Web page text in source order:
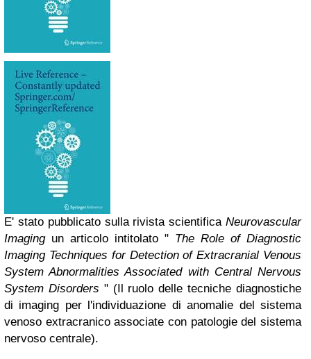
E' stato pubblicato sulla rivista scientifica Neurovascular
Imagingun articolo intitolato " The Role of Diagnostic
Imaging Techniques for Detection of Extracranial Venous
System Abnormalities Associated with Central Nervous
System Disorders " (Il ruolo delle tecniche diagnostiche
di imaging per l'individuazione di anomalie del sistema
venoso extracranico associate con patologie del sistema
nervoso centrale).